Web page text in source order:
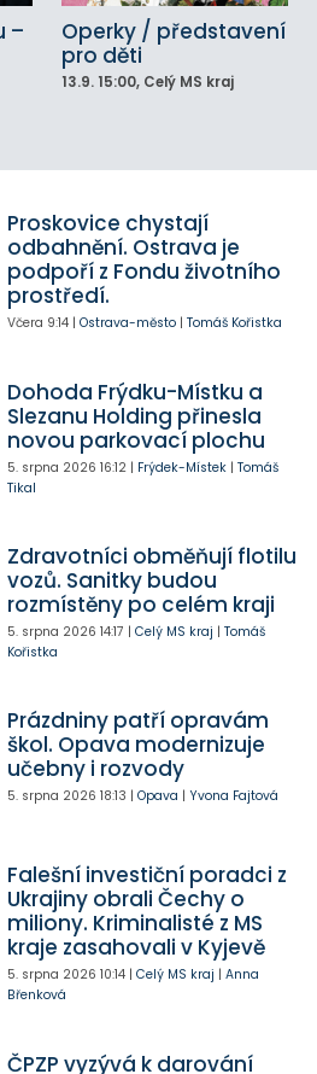
–
Operky / představení
pro děti
13.9. 15:00, Celý MS kraj
Proskovice chystají
odbahnění. Ostrava je
podpoří z Fondu životního
prostředí.
Včera 9:14| Ostrava-město| Tomáš Kořistka
Dohoda Frýdku-Místku a
Slezanu Holding přinesla
novou parkovací plochu
5. srpna 2026 16:12| Frýdek-Místek| Tomáš
Tikal
Zdravotníci obměňují flotilu
vozů. Sanitky budou
rozmístěny po celém kraji
5. srpna 2026 14:17 | Celý MS kraj | Tomáš
Kořistka
Prázdniny patří opravám
škol. Opava modernizuje
učebny i rozvody
5. srpna 2026 18:13 | Opava | Yvona Fajtová
Falešní investiční poradci z
Ukrajiny obrali Čechy o
miliony. Kriminalisté z MS
kraje zasahovali v Kyjevě
5. srpna 2026 10:14| Celý MS kraj | Anna
Břenková
ČPZP vyzývá k darování